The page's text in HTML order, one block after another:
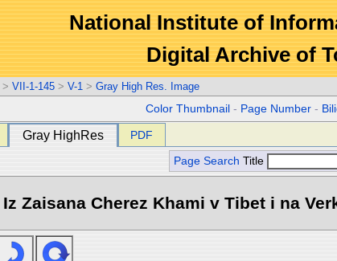
National Institute of
Digital Archive of
> VII-1-145 > V-1 > Gray High Res. Image
Color Thumbnail - Page Number -
Gray HighRes PDF
Page Search Title
Iz Zaisana Cherez Khami v Tibet i na